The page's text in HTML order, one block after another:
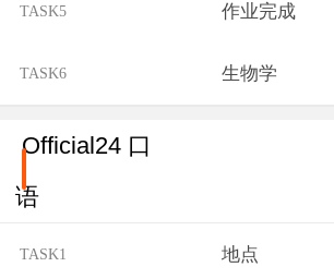
TASK5 作业完成
TASK6 生物学
Official24 口
语
TASK1 地点